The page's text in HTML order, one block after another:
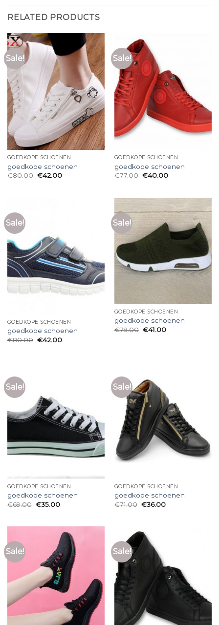
RELATED PRODUCTS
Sale!
GOEDKOPE SCHOENEN
goedkope schoenen
€80.00 €42.00
Sale!
GOEDKOPE SCHOENEN
goedkope schoenen
€77.00 €40.00
Sale!
GOEDKOPE SCHOENEN
goedkope schoenen
€80.00 €42.00
Sale!
GOEDKOPE SCHOENEN
goedkope schoenen
€79.00 €41.00
Sale!
GOEDKOPE SCHOENEN
goedkope schoenen
€69.00 €35.00
Sale!
GOEDKOPE SCHOENEN
goedkope schoenen
€71.00 €36.00
Sale! Sale!